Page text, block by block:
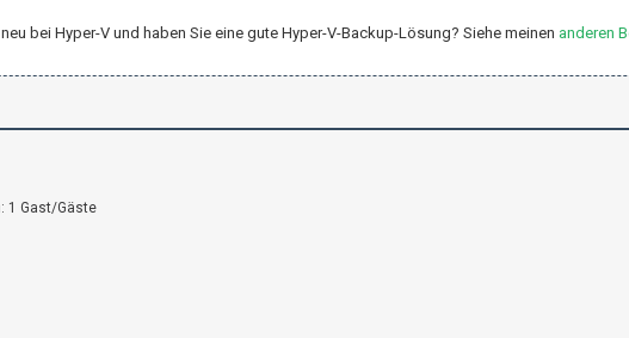
bei Hyper-V und haben Sie eine gute Hyper-V-Backup-Lösung? Siehe meinen anderen
1 Gast/Gäste